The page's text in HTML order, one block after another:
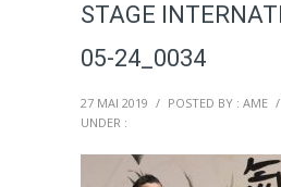
STAGE
05-24_0034
27 MAI 2019 / POSTED BY : AME /
UNDER :